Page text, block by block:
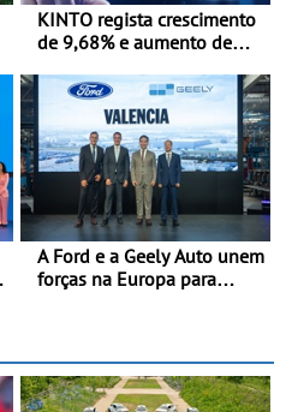
KINTO regista crescimento
de 9,68% e aumento de
plug-in
A Ford e a Geely Auto unem
forças na Europa para